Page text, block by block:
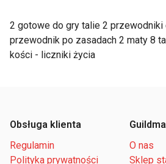
2 gotowe do gry talie 2 przewodniki
przewodnik po zasadach 2 maty 8
kości - liczniki życia
Obsługa klienta
Regulamin
Polityka prywatności
O nas
Sklep